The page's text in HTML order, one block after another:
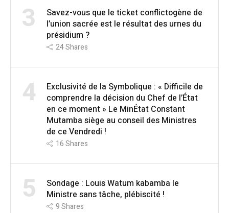
3
Savez-vous que le ticket conflictogène de
l’union sacrée est le résultat des urnes du
présidium ?
24Shares
4
Exclusivité de la Symbolique : « Difficile de
comprendre la décision du Chef de l’État
en ce moment » Le MinÉtat Constant
Mutamba siège au conseil des Ministres
de ce Vendredi !
16Shares
5
Sondage : Louis Watum kabamba le
Ministre sans tâche, plébiscité !
9Shares